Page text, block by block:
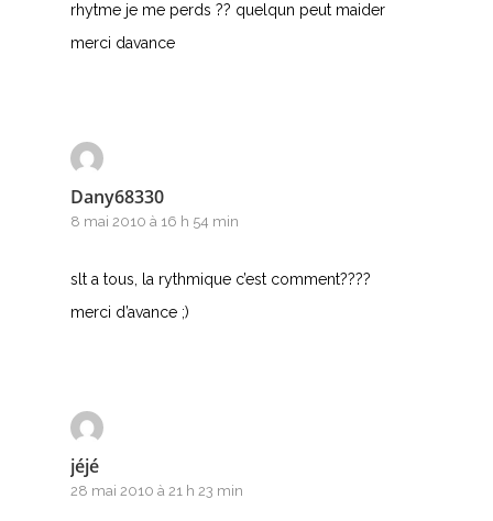
rhytme je me perds ?? quelqun peut maider
merci davance
Dany68330
8 mai 2010 à 16 h 54 min
slt a tous, la rythmique c’est comment????
merci d’avance ;)
jéjé
28 mai 2010 à 21 h 23 min